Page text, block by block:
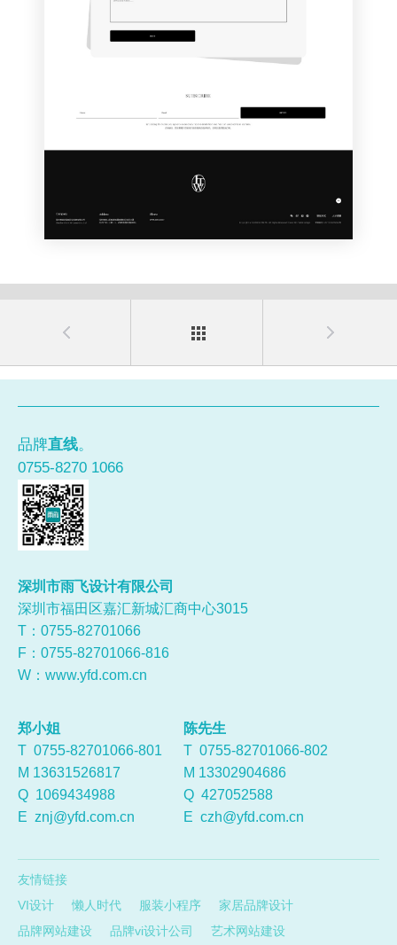
品牌直线。
0755-8270 1066
深圳市雨飞设计有限公司
深圳市福田区嘉汇新城汇商中心3015
T：0755-82701066
F：0755-82701066-816
W： www.yfd.com.cn
郑小姐
T 0755-82701066-801
M 13631526817
Q 1069434988
E znj@yfd.com.cn
陈先生
T 0755-82701066-802
M 13302904686
Q 427052588
E czh@yfd.com.cn
友情链接
VI设计
懒人时代 服装小程序
家居品牌设计
品牌网站建设
品牌vi设计公司 艺术网站建设